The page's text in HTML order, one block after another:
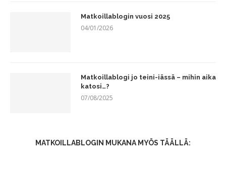
Matkoillablogin vuosi 2025
04/01/2026
Matkoillablogi jo teini-iässä – mihin aika
katosi…?
07/08/2025
MATKOILLABLOGIN MUKANA MYÖS TÄÄLLÄ: